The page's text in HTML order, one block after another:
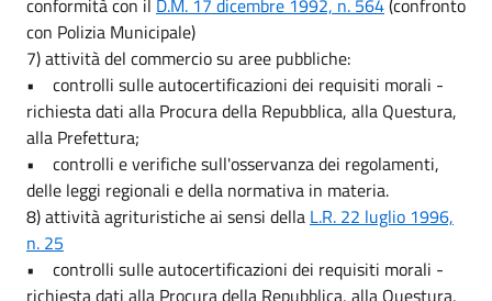
con Polizia Municipale)
7) attività del commercio su aree pubbliche:
• controlli sulle autocertificazioni dei requisiti morali -
richiesta dati alla Procura della Repubblica, alla Questura,
alla Prefettura;
• controlli e verifiche sull'osservanza dei regolamenti,
delle leggi regionali e della normativa in materia.
8) attività agrituristiche ai sensi della L.R. 22 luglio 1996,
n. 25
• controlli sulle autocertificazioni dei requisiti morali -
richiesta dati alla Procura della Repubblica, alla Questura,